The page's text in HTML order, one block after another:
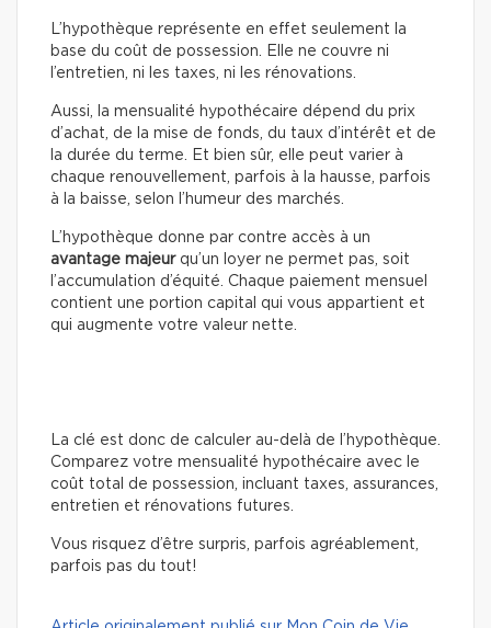
L’hypothèque représente en effet seulement la
base du coût de possession. Elle ne couvre ni
l’entretien, ni les taxes, ni les rénovations.
Aussi, la mensualité hypothécaire dépend du prix
d’achat, de la mise de fonds, du taux d’intérêt et de
la durée du terme. Et bien sûr, elle peut varier à
chaque renouvellement, parfois à la hausse, parfois
à la baisse, selon l’humeur des marchés.
L’hypothèque donne par contre accès à un
avantage majeurqu’un loyer ne permet pas, soit
l’accumulation d’équité. Chaque paiement mensuel
contient une portion capital qui vous appartient et
qui augmente votre valeur nette.
La clé est donc de calculer au-delà de l’hypothèque.
Comparez votre mensualité hypothécaire avec le
coût total de possession, incluant taxes, assurances,
entretien et rénovations futures.
Vous risquez d’être surpris, parfois agréablement,
parfois pas du tout!